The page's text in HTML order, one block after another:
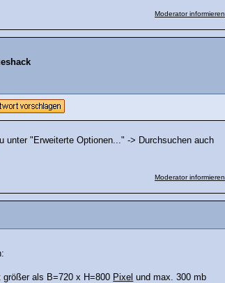
Moderator informieren
unter "Erweiterte Optionen..." -> Durchsuchen auch
Moderator informieren
größer als B=720 x H=800 Pixel und max. 300 mb